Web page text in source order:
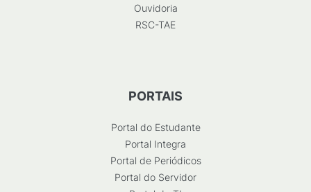
Ouvidoria
RSC-TAE
PORTAIS
Portal do Estudante
Portal Integra
Portal de Periódicos
Portal do Servidor